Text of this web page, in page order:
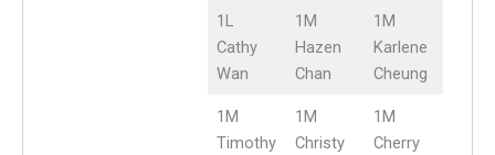
1L
Cathy
Wan
1M
Hazen
Chan
1M
Karlene
Cheung
1M
Timothy
1M
Christy
1M
Cherry